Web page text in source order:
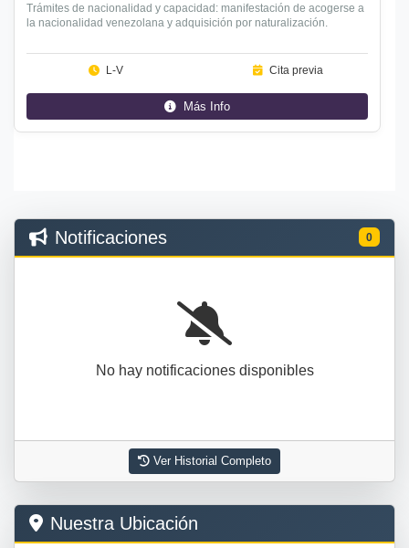
Trámites de nacionalidad y capacidad: manifestación de acogerse a
la nacionalidad venezolana y adquisición por naturalización.
L-V Cita previa
Más Info
Notificaciones 0
No hay notificaciones disponibles
Ver Historial Completo
Nuestra Ubicación